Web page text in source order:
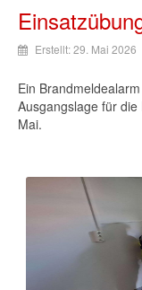
Erstellt: 29. Mai 2026
Ein
Ausgangslage für
Mai.